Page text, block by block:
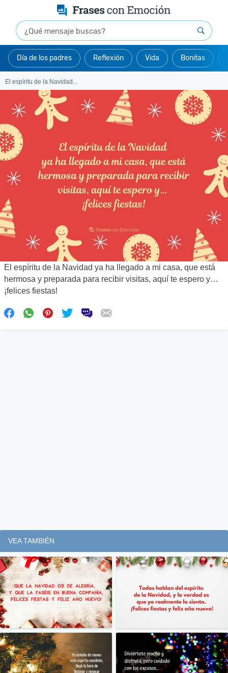
Día de los padres Reflexión Vida Bonitas
El espíritu de la Navidad...
El espíritu de la Navidad ya ha llegado a mi casa, que está
hermosa y preparada para recibir visitas, aquí te espero y…
¡felices fiestas!
VEA TAMBIÉN